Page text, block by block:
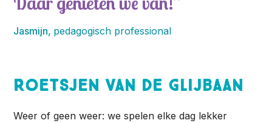
Jasmijn, pedagogisch professional
Roetsjen van de glijbaan
Weer of geen weer: we spelen elke dag lekker